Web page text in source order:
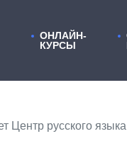
ОНЛАЙН-
КУРСЫ
Центр русского